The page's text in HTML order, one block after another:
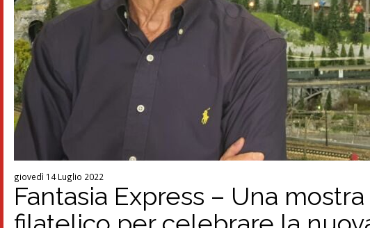
giovedì 14 Luglio 2022
Fantasia Express – Una